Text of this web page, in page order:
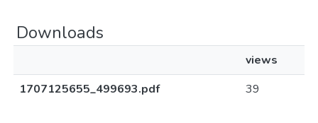
Downloads
views
1707125655_499693.pdf
39